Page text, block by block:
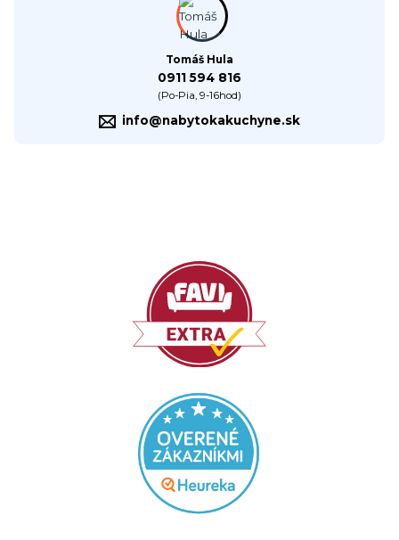
Tomáš Hula
0911 594 816
(Po-Pia, 9-16hod)
info@nabytokakuchyne.sk